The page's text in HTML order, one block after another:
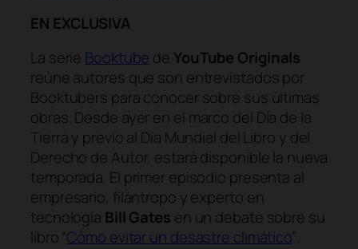
EN EXCLUSIVA
La serie Booktube de YouTube Originals
reúne autores que son entrevistados por
Booktubers para conocer sobre sus últimas
obras. Desde ayeren el marco del Día de la
Tierra y previo al Día Mundial del Libro y del
Derecho de Autor, estará disponible la nueva
temporada. El primer episodio presenta al
empresario, filántropo y experto en
tecnología Bill Gates en un debate sobre su
libro “Cómo evitar un desastre climático”.